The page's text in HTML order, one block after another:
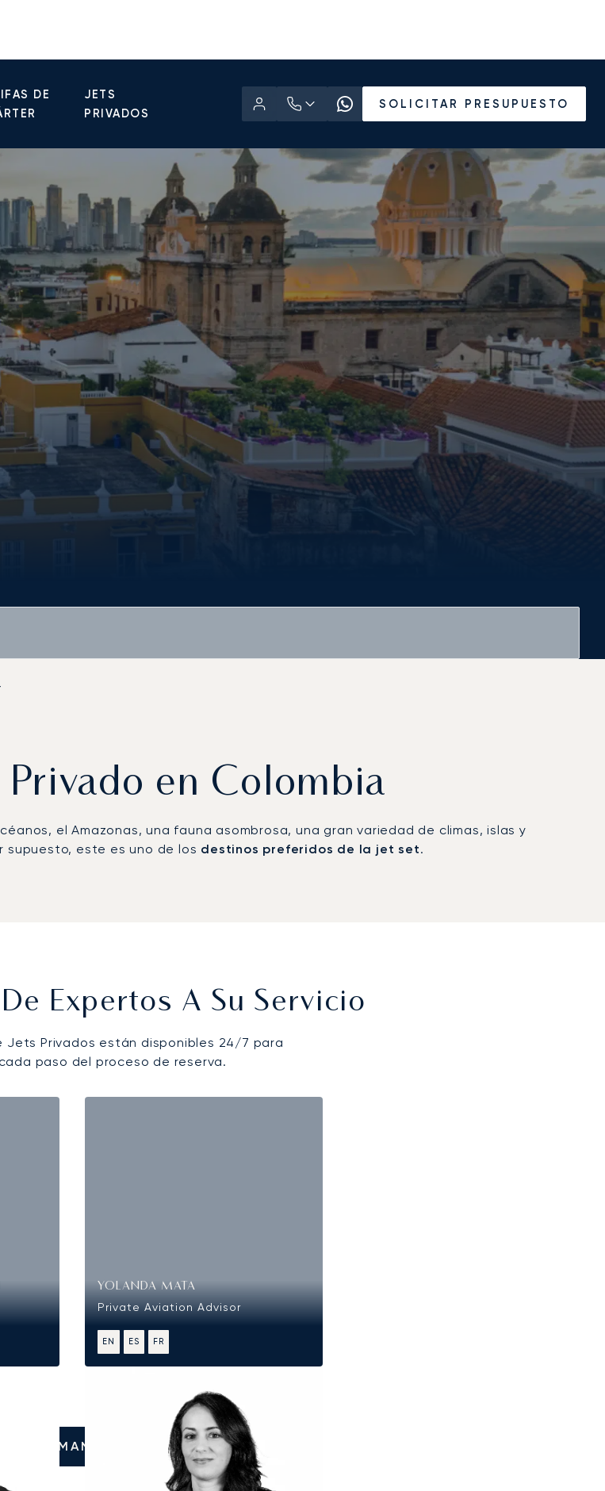
DE
JETS
PRIVADOS
SOLICITAR PRESUPUESTO
en Colombia
el Amazonas, una fauna asombrosa, una gran variedad de climas, islas y
supuesto, este es uno de los destinos preferidos de la jet set.
Expertos A Su Servicio
Jets Privados están disponibles 24/7 para
paso del proceso de reserva.
YOLANDA MATA
Private Aviation Advisor
EN ES FR
LLÁMANOS